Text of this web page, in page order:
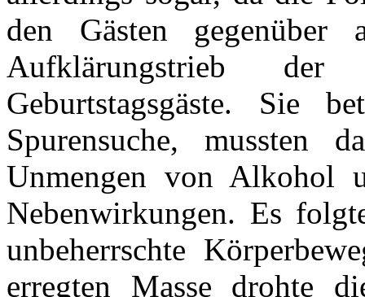
den Gästen gegenüber
Aufklärungstrieb der
Geburtstagsgäste. Sie
Spurensuche, mussten
Unmengen von Alkohol
Nebenwirkungen. Es
unbeherrschte
erregten Masse drohte